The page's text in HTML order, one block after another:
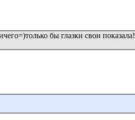
бы глазки свои показала!